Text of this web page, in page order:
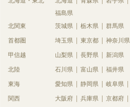
福島県
北関東
茨城県 栃木県 群馬県
首都圏 埼玉県 東京都 神奈川県
甲信越 山梨県 長野県 新潟県
北陸 石川県 富山県 福井県
東海 愛知県 静岡県 岐阜県
関西 大阪府 兵庫県 京都府